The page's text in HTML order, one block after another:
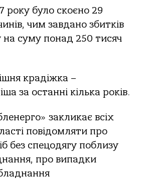
року було скоєно 29
чим завдано збитків
на суму понад 250 тисяч
крадіжка –
за останні кілька років.
закликає всіх
повідомляти про
без спецодягу поблизу
про випадки